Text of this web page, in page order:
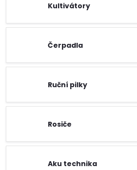
Kultivátory
Čerpadla
Ruční pilky
Rosiče
Aku technika